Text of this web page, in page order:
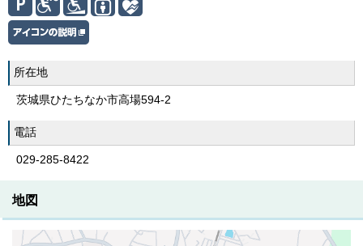
所在地
茨城県ひたちなか市高場594-2
電話
029-285-8422
地図